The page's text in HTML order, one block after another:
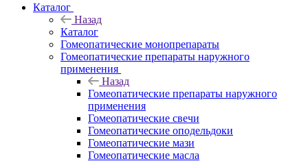
Каталог
Назад
Каталог
Гомеопатические монопрепараты
Гомеопатические препараты наружного
применения
Назад
Гомеопатические препараты наружного
применения
Гомеопатические свечи
Гомеопатические оподельдоки
Гомеопатические мази
Гомеопатические масла